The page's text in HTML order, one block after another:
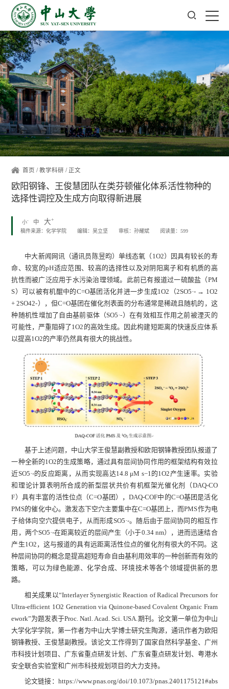
首页 / 教学科研 / 正文
欧阳钢锋、王俊慧团队在类芬顿催化体系活性物种的
选择性调控及生成方向取得新进展
小- 中 大+
稿件来源：化学学院 编辑：吴立坚 审核：孙耀斌 阅读量： 599
中大新闻网讯（通讯员陈昱昀）单线态氧（1O2）因具有较长的寿
命、较宽的pH适应范围、较高的选择性以及对阴阳离子和有机质的高
抗性而被广泛应用于水污染治理领域。此前已有报道过一硫酸盐（PM
S）可以被有机醌中的C=O基团活化并进一步生成1O2（2SO5·- → 1O2
+ 2SO42-），但C=O基团在催化剂表面的分布通常是稀疏且随机的，这
种随机性增加了自由基前驱体（SO5·-）在有效相互作用之前被湮灭的
可能性，严重阻碍了1O2的高效生成。因此构建短距离的快速反应体系
以提高1O2的产率仍然具有很大的挑战性。
基于上述问题，中山大学王俊慧副教授和欧阳钢锋教授团队报道了
一种全新的1O2的生成策略，通过具有层间协同作用的框架结构有效拉
近SO5·-的反应距离，从而实现高达14.8 μM s−1的1O2产生速率。实验
和理论计算表明所合成的新型层状共价有机框架光催化剂（DAQ-CO
F）具有丰富的活性位点（C=O基团），DAQ-COF中的C=O基团是活化
PMS的催化中心。激发态下空穴主要集中在C=O基团上，而PMS作为电
子给体向空穴提供电子，从而形成SO5·-。随后由于层间协同的相互作
用，两个SO5·-在距离较近的层间产生（小于0.34 nm），进而迅速结合
产生1O2，这与报道的具有远距离活性位点的催化剂有很大的不同。这
种层间协同的概念是提高超短寿命自由基利用效率的一种创新而有效的
策略，可以为绿色能源、化学合成、环境技术等各个领域提供新的思
路。
相关成果以“Interlayer Synergistic Reaction of Radical Precursors for
Ultra-efficient 1O2 Generation via Quinone-based Covalent Organic Fram
ework”为题发表于Proc. Natl. Acad. Sci. USA.期刊。论文第一单位为中山
大学化学学院，第一作者为中山大学博士研究生陶源，通讯作者为欧阳
钢锋教授、王俊慧副教授。该论文工作得到了国家自然科学基金、广州
市科技计划项目、广东省重点研发计划、广东省重点研发计划、粤港水
安全联合实验室和广州市科技规划项目的大力支持。
论文链接： https://www.pnas.org/doi/10.1073/pnas.2401175121#abs